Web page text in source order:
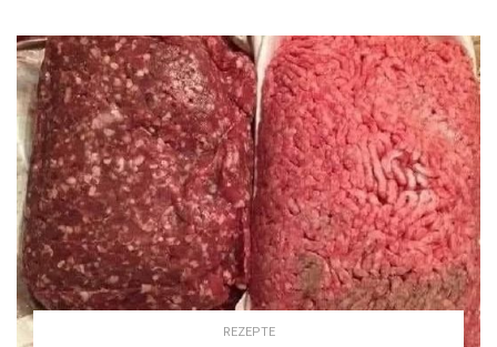
REZEPTE